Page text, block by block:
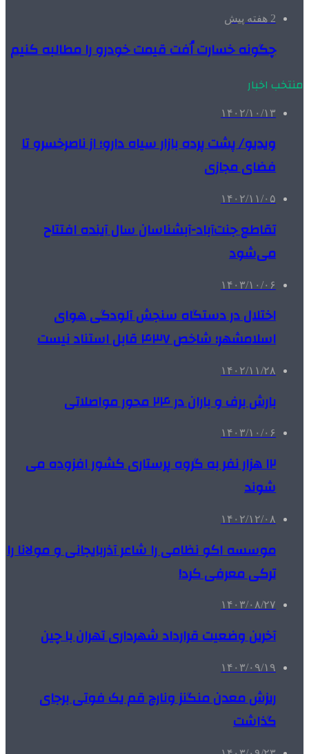
2 هفته پیش
چگونه خسارت اُفت قیمت خودرو را مطالبه کنیم
منتخب اخبار
۱۴۰۲/۱۰/۱۳
ویدیو/ پشت پرده بازار سیاه دارو؛ از ناصرخسرو تا
فضای مجازی
۱۴۰۲/۱۱/۰۵
تقاطع جنت‌آباد-آبشناسان سال آینده افتتاح
می‌شود
۱۴۰۳/۱۰/۰۶
اختلال در دستگاه سنجش آلودگی هوای
اسلامشهر؛ شاخص ۴۳۷ قابل استناد نیست
۱۴۰۲/۱۱/۲۸
بارش برف و باران در ۲۴ محور مواصلاتی
۱۴۰۳/۱۰/۰۶
۱۲ هزار نفر به گروه پرستاری کشور افزوده می
شوند
۱۴۰۲/۱۲/۰۸
موسسه اکو نظامی را شاعر آذربایجانی و مولانا را
ترکی معرفی کرد!
۱۴۰۳/۰۸/۲۷
آخرین وضعیت قرارداد شهرداری تهران با چین
۱۴۰۳/۰۹/۱۹
ریزش معدن منگنز ونارچ قم یک فوتی برجای
گذاشت